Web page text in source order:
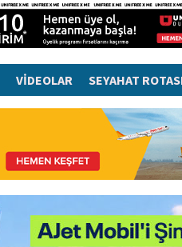
VİDEOLAR SEYAHAT